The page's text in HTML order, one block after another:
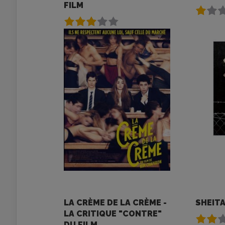
FILM
LA CRÈME DE LA CRÈME -
LA CRITIQUE "CONTRE"